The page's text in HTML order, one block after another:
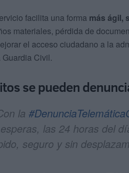
facilita una forma más ágil,
materiales, pérdida de
el acceso ciudadano a la
Civil.
se pueden
la
las 24 horas del
seguro y sin